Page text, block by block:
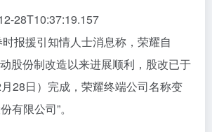
28T10:37:19.157
报援引知情人士消息称，荣耀自
股份制改造以来进展顺利，股改已于
28日）完成，荣耀终端公司名称变
有限公司”。